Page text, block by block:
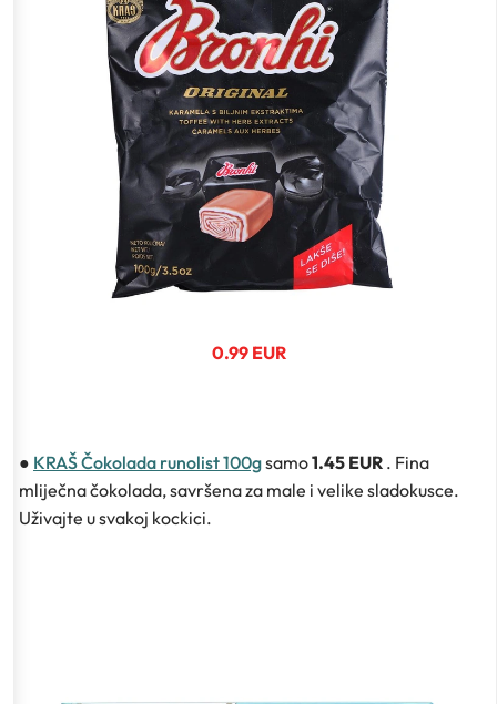
0.99 EUR
● KRAŠ Čokolada runolist 100gsamo1.45 EUR . Fina
mliječna čokolada, savršena za male i velike sladokusce.
Uživajte u svakoj kockici.